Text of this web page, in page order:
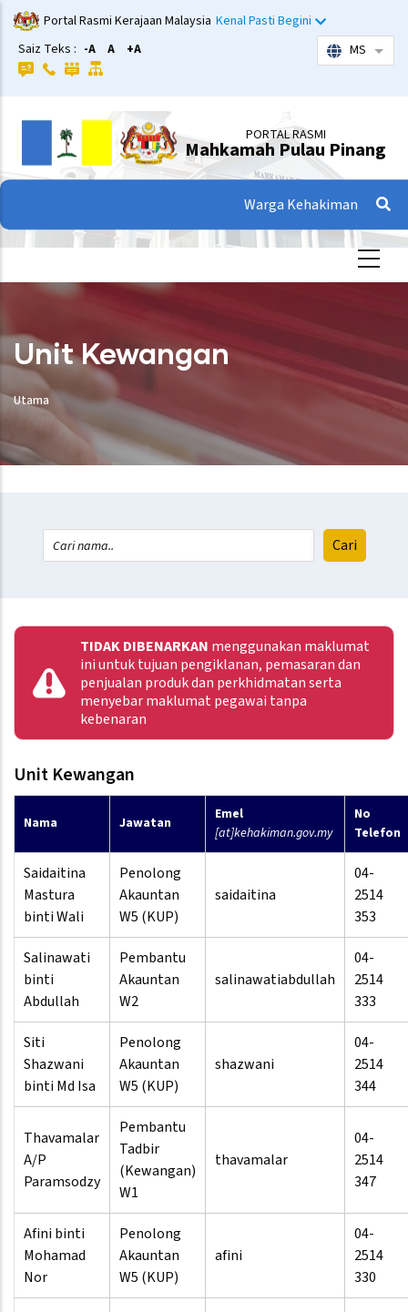
Langkau
ke
kandungan
utama
Portal Rasmi Kerajaan Malaysia Kenal Pasti Begini
Saiz Teks : -A A +A MS
PORTAL RASMI
Mahkamah Pulau Pinang
Warga Kehakiman
Unit Kewangan
Utama
TIDAK DIBENARKAN menggunakan maklumat
ini untuk tujuan pengiklanan, pemasaran dan
penjualan produk dan perkhidmatan serta
menyebar maklumat pegawai tanpa
kebenaran
Unit Kewangan
Nama Jawatan
Emel
[at]kehakiman.gov.my
No
Telefon
Saidaitina
Mastura
binti Wali
Penolong
Akauntan
W5 (KUP)
saidaitina
04-
2514
353
Salinawati
binti
Abdullah
Pembantu
Akauntan
W2
salinawatiabdullah
04-
2514
333
Siti
Shazwani
binti Md Isa
Penolong
Akauntan
W5 (KUP)
shazwani
04-
2514
344
Thavamalar
A/P
Paramsodzy
Pembantu
Tadbir
(Kewangan)
W1
thavamalar
04-
2514
347
Afini binti
Mohamad
Nor
Penolong
Akauntan
W5 (KUP)
afini
04-
2514
330